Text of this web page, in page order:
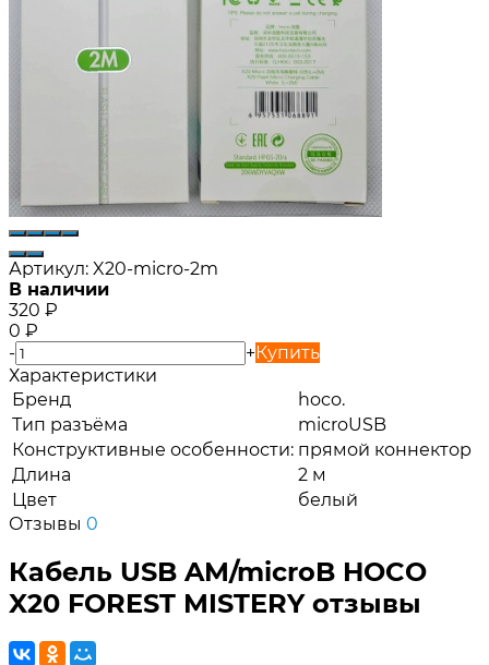
Артикул: X20-micro-2m
В наличии
320 ₽
0 ₽
-
+Купить
Характеристики
Бренд
hoco.
Тип разъёма
microUSB
Конструктивные особенности: прямой коннектор
Длина
2 м
Цвет
белый
Отзывы 0
Кабель USB AM/microB HOCO
X20 FOREST MISTERY отзывы